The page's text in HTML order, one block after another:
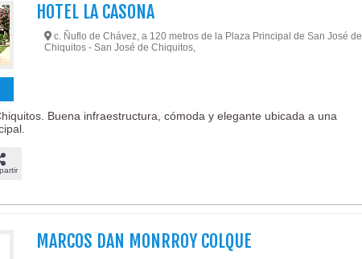
HOTEL LA CASONA
c. Ñuflo de Chávez, a 120 metros de la Plaza Principal de San José de
Chiquitos - San José de Chiquitos,
Buena infraestructura, cómoda y elegante ubicada a una
MARCOS DAN MONRROY COLQUE